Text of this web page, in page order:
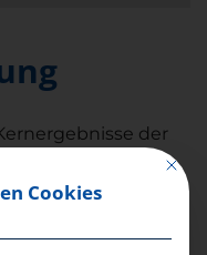
der
von
Rate und
Mit
Cookies